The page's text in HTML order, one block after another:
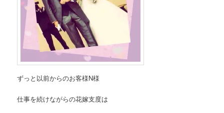
ずっと以前からのお客様N様
仕事を続けながらの花嫁支度は